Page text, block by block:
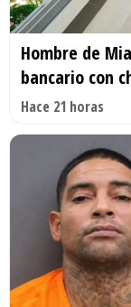
Hombre de
bancario con
Hace 21 horas